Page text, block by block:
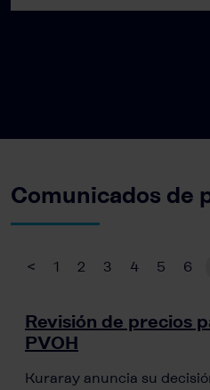
Comunicados de
< 1 2 3 4 5 6
Revisión de precios
PVOH
Kuraray anuncia su